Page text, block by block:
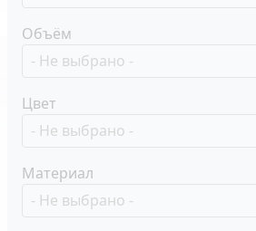
Объём
Цвет
Материал